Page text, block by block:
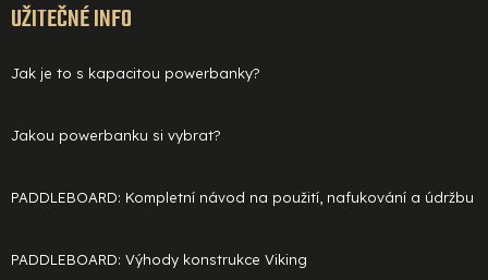
UŽITEČNÉ INFO
Jak je to s kapacitou powerbanky?
Jakou powerbanku si vybrat?
PADDLEBOARD: Kompletní návod na použití, nafukování a údržbu
PADDLEBOARD: Výhody konstrukce Viking